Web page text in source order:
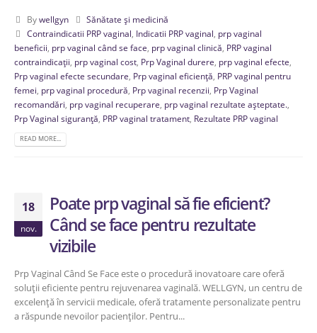
Bywellgyn
Sănătate și medicină
Contraindicatii PRP vaginal, Indicatii PRP vaginal, prp vaginal
beneficii, prp vaginal când se face, prp vaginal clinică, PRP vaginal
contraindicații, prp vaginal cost, Prp Vaginal durere, prp vaginal efecte,
Prp vaginal efecte secundare, Prp vaginal eficiență, PRP vaginal pentru
femei, prp vaginal procedură, Prp vaginal recenzii, Prp Vaginal
recomandări, prp vaginal recuperare, prp vaginal rezultate așteptate.,
Prp Vaginal siguranță, PRP vaginal tratament, Rezultate PRP vaginal
READ MORE...
18
nov.
Poate prp vaginal să fie eficient?
Când se face pentru rezultate
vizibile
Prp Vaginal Când Se Face este o procedură inovatoare care oferă
soluții eficiente pentru rejuvenarea vaginală. WELLGYN, un centru de
excelență în servicii medicale, oferă tratamente personalizate pentru
a răspunde nevoilor pacienților. Pentru...